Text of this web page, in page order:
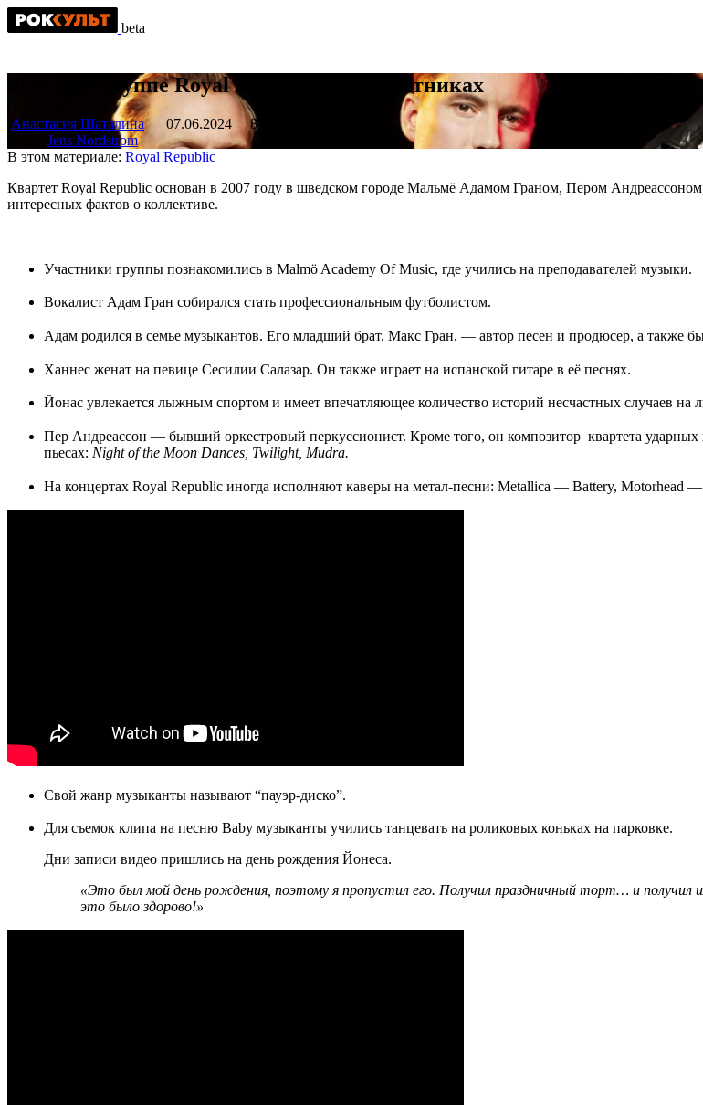
beta
Факты о группе Royal Republic и её участниках
Анастасия Шаталина 07.06.2024
810
Jens Nordstrom
В этом материале: Royal Republic
Квартет Royal Republic основан в 2007 году в шведском городе Мальмё Адамом Граном, Пером
интересных фактов о коллективе.
Участники группы познакомились в Malmö Academy Of Music, где учились на преподавателей музыки.
Вокалист Адам Гран собирался стать профессиональным футболистом.
Адам родился в семье музыкантов. Его младший брат, Макс Гран, — автор песен и продюсер, а также
Ханнес женат на певице Сесилии Салазар. Он также играет на испанской гитаре в её песнях.
Йонас увлекается лыжным спортом и имеет впечатляющее количество историй несчастных случаев на
Пер Андреассон — бывший оркестровый перкуссионист. Кроме того, он композитор квартета ударных
пьесах: Night of the Moon Dances, Twilight, Mudra.
На концертах Royal Republic иногда исполняют каверы на метал-песни: Metallica — Battery, Motorhead
Свой жанр музыканты называют “пауэр-диско”.
Для съемок клипа на песню Baby музыканты учились танцевать на роликовых коньках на парковке.
Дни записи видео пришлись на день рождения Йонеса.
«Это был мой день рождения, поэтому я пропустил его. Получил праздничный торт… и
это было здорово!»